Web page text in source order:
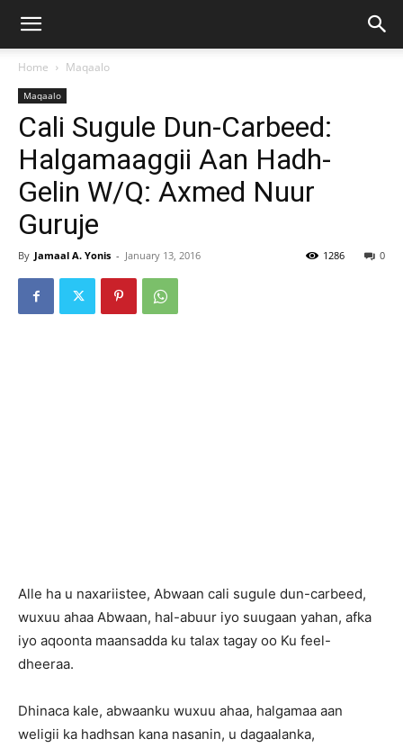
Home Maqaalo
Maqaalo
Cali Sugule Dun-Carbeed:
Halgamaaggii Aan Hadh-
Gelin W/Q: Axmed Nuur
Guruje
By Jamaal A. Yonis - January 13, 2016 0
1286
Alle ha u naxariistee, Abwaan cali sugule dun-carbeed,
wuxuu ahaa Abwaan, hal-abuur iyo suugaan yahan, afka
iyo aqoonta maansadda ku talax tagay oo Ku feel-
dheeraa.
Dhinaca kale, abwaanku wuxuu ahaa, halgamaa aan
weligii ka hadhsan kana nasanin, u dagaalanka,